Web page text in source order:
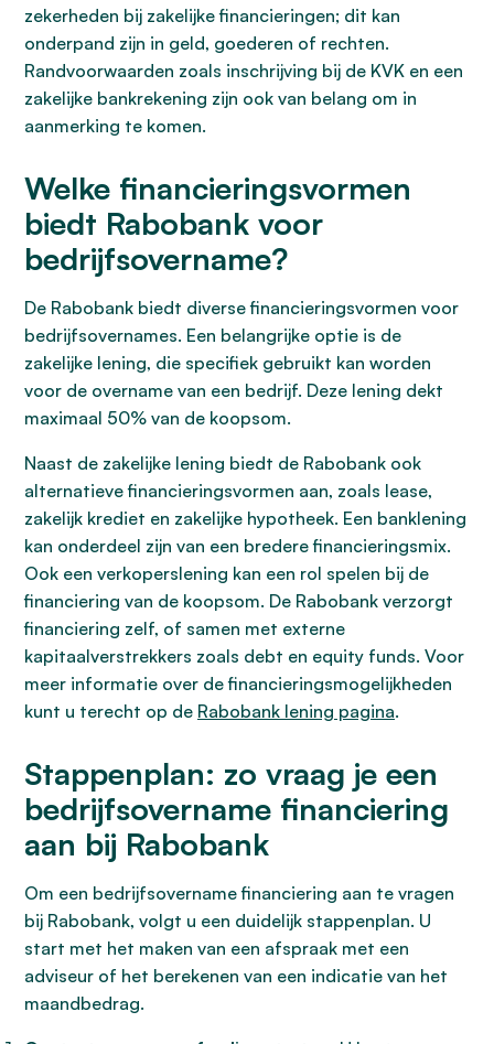
zekerheden bij zakelijke financieringen; dit kan
onderpand zijn in geld, goederen of rechten.
Randvoorwaarden zoals inschrijving bij de KVK en een
zakelijke bankrekening zijn ook van belang om in
aanmerking te komen.
Welke financieringsvormen
biedt Rabobank voor
bedrijfsovername?
De Rabobank biedt diverse financieringsvormen voor
bedrijfsovernames. Een belangrijke optie is de
zakelijke lening, die specifiek gebruikt kan worden
voor de overname van een bedrijf. Deze lening dekt
maximaal 50% van de koopsom.
Naast de zakelijke lening biedt de Rabobank ook
alternatieve financieringsvormen aan, zoals lease,
zakelijk krediet en zakelijke hypotheek. Een banklening
kan onderdeel zijn van een bredere financieringsmix.
Ook een verkoperslening kan een rol spelen bij de
financiering van de koopsom. De Rabobank verzorgt
financiering zelf, of samen met externe
kapitaalverstrekkers zoals debt en equity funds. Voor
meer informatie over de financieringsmogelijkheden
kunt u terecht op de Rabobank lening pagina.
Stappenplan: zo vraag je een
bedrijfsovername financiering
aan bij Rabobank
Om een bedrijfsovername financiering aan te vragen
bij Rabobank, volgt u een duidelijk stappenplan. U
start met het maken van een afspraak met een
adviseur of het berekenen van een indicatie van het
maandbedrag.